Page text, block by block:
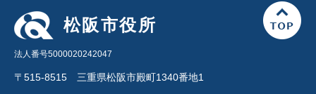
松阪市役所
法人番号5000020242047
〒515-8515 三重県松阪市殿町1340番地1